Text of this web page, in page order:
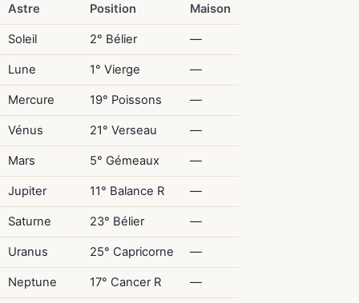
Astre Position Maison
Soleil 2° Bélier —
Lune 1° Vierge —
Mercure 19° Poissons —
Vénus 21° Verseau —
Mars 5° Gémeaux —
Jupiter 11° Balance R —
Saturne 23° Bélier —
Uranus 25° Capricorne —
Neptune 17° Cancer R —